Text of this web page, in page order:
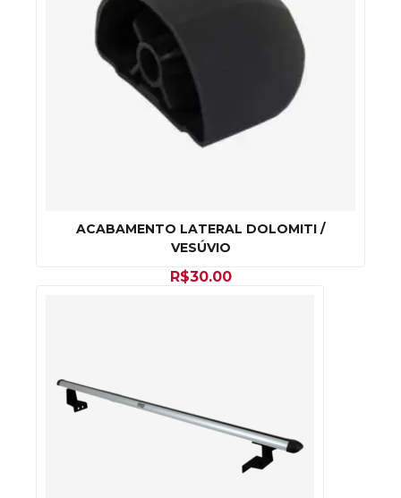
ACABAMENTO LATERAL DOLOMITI /
VESÚVIO
R$30.00